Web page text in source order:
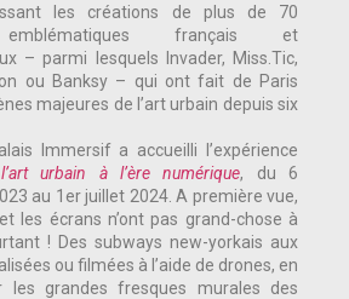
les créations de plus de 70
français et
– parmi lesquels Invader, Miss.Tic,
ou Banksy – qui ont fait de Paris
majeures de l’art urbain depuis six
Immersif a accueilli l’expérience
urbain à l’ère numérique, du 6
au 1er juillet 2024. A première vue,
les écrans n’ont pas grand-chose à
! Des subways new-yorkais aux
ou filmées à l’aide de drones, en
les grandes fresques murales des